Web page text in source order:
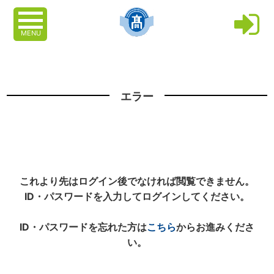
MENU
エラー
これより先はログイン後でなければ閲覧できません。
ID・パスワードを入力してログインしてください。
ID・パスワードを忘れた方はこちらからお進みくださ
い。